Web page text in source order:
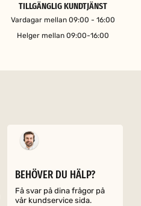
TILLGÄNGLIG KUNDTJÄNST
Vardagar mellan 09:00 - 16:00
Helger mellan 09:00-16:00
BEHÖVER DU HÄLP?
Få svar på dina frågor på
vår kundservice sida.